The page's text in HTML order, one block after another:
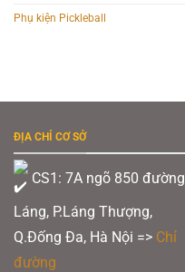
Phụ kiện Pickleball
ĐỊA CHỈ CƠ SỞ
CS1: 7A ngõ 850 đường
Láng, P.Láng Thượng,
Q.Đống Đa, Hà Nội => Chỉ
đường